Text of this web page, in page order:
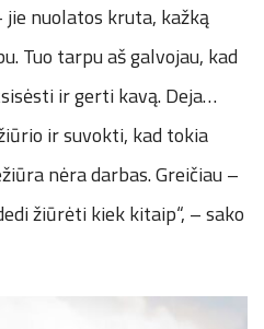
nuolatos kruta, kažką
Tuo tarpu aš galvojau, kad
ir gerti kavą. Deja…
ir suvokti, kad tokia
nėra darbas. Greičiau –
žiūrėti kiek kitaip“, – sako